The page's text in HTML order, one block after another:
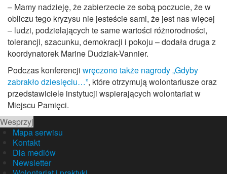
– Mamy nadzieję, że zabierzecie ze sobą poczucie, że w
obliczu tego kryzysu nie jesteście sami, że jest nas więcej
– ludzi, podzielających te same wartości różnorodności,
tolerancji, szacunku, demokracji i pokoju – dodała druga z
koordynatorek Marine Dudziak-Vannier.
Podczas konferencji wręczono także nagrody „Gdyby
zabrakło dziesięciu…”, które otrzymują wolontariusze oraz
przedstawiciele instytucji wspierających wolontariat w
Miejscu Pamięci.
Wesprzyj
Mapa serwisu
Kontakt
Dla mediów
Newsletter